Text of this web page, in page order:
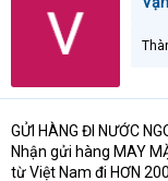
r
e
r
GỬI HÀNG ĐI NƯỚC
Nhận gửi hàng MAY
từ Việt Nam đi HƠN